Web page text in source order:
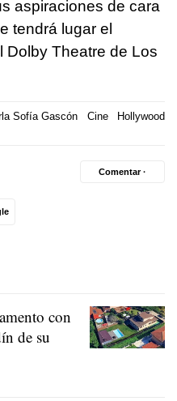
aspiraciones de cara
tendrá lugar el
Dolby Theatre de Los
Sofía Gascón Cine
Hollywood
Comentar ·
con
de su